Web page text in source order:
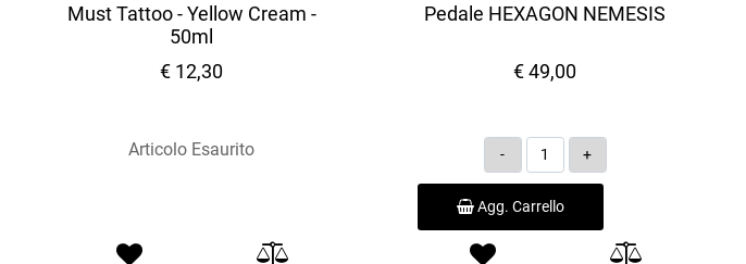
Must Tattoo - Yellow Cream -
50ml
€ 12,30
Articolo Esaurito
Pedale HEXAGON NEMESIS
€ 49,00
Quantità
Agg. Carrello